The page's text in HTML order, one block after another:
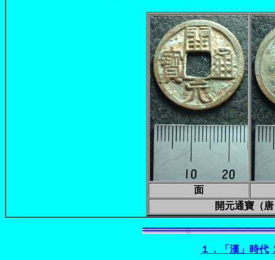
面
開元通寶（
１．「漢」時代